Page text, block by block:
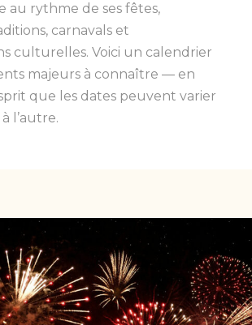
au rythme de ses fêtes,
carnavals et
culturelles. Voici un calendrier
majeurs à connaître — en
que les dates peuvent varier
l’autre.